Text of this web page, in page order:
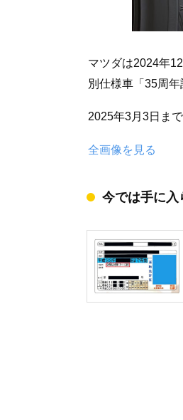
マツダは2024年
別仕様車「35周年
2025年3月3日ま
全画像を見る
今では手に入